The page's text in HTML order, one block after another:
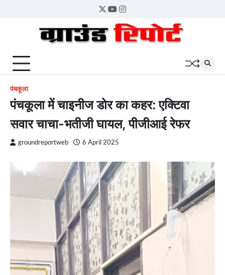
Twitter
YouTube
Instagram
पंचकूला
पंचकूला में चाइनीज डोर का कहर: एक्टिवा
सवार चाचा-भतीजी घायल, पीजीआई रेफर
groundreportweb 6 April 2025